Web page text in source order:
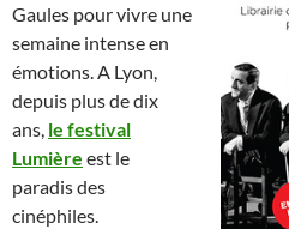
Gaules pour vivre une
semaine intense en
émotions. A Lyon,
depuis plus de dix
ans, le festival
Lumière est le
paradis des
cinéphiles.